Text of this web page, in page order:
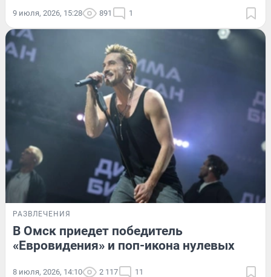
9 июля, 2026, 15:28 891 1
РАЗВЛЕЧЕНИЯ
В Омск приедет победитель
«Евровидения» и поп-икона нулевых
8 июля, 2026, 14:10 2 117 11